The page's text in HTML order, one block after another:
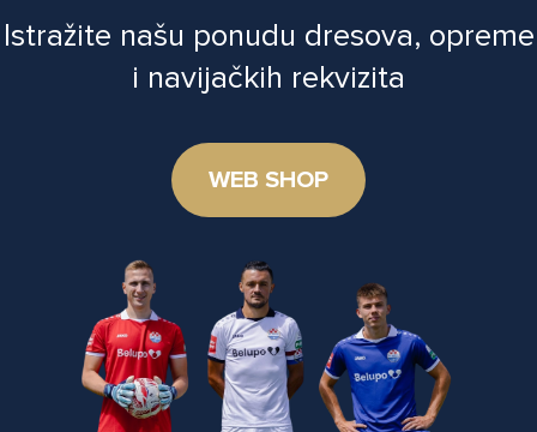
Istražite našu ponudu dresova, opreme
i navijačkih rekvizita
WEB SHOP